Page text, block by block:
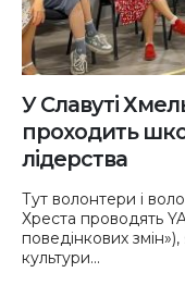
У Славуті
проходить
лідерства
Тут волонтери і
Хреста проводять
поведінкових
культури...